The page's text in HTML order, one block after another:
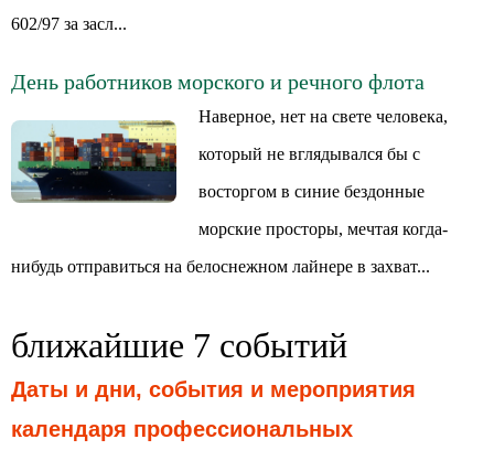
602/97 за засл...
День работников морского и речного флота
Наверное, нет на свете человека,
который не вглядывался бы с
восторгом в синие бездонные
морские просторы, мечтая когда-
нибудь отправиться на белоснежном лайнере в захват...
ближайшие 7 событий
Даты и дни, события и мероприятия
календаря профессиональных